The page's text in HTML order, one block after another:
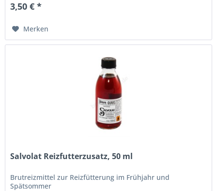
3,50 € *
Merken
Salvolat Reizfutterzusatz, 50 ml
Brutreizmittel zur Reizfütterung im Frühjahr und
Spätsommer